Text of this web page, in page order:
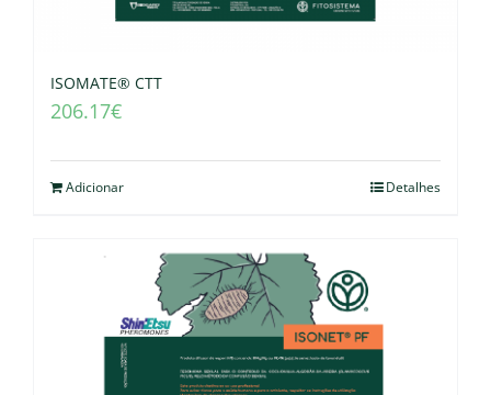
ISOMATE® CTT
206.17€
Adicionar Detalhes